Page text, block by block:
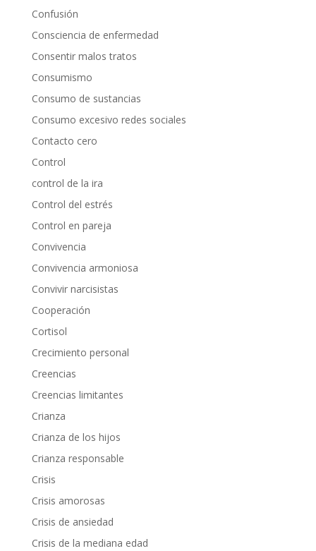
Confusión
Consciencia de enfermedad
Consentir malos tratos
Consumismo
Consumo de sustancias
Consumo excesivo redes sociales
Contacto cero
Control
control de la ira
Control del estrés
Control en pareja
Convivencia
Convivencia armoniosa
Convivir narcisistas
Cooperación
Cortisol
Crecimiento personal
Creencias
Creencias limitantes
Crianza
Crianza de los hijos
Crianza responsable
Crisis
Crisis amorosas
Crisis de ansiedad
Crisis de la mediana edad